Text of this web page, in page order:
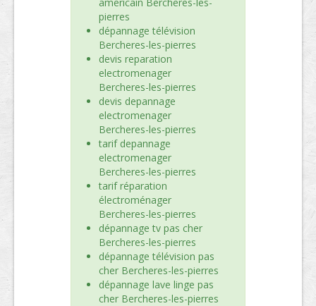
pierres
dépannage télévision
Bercheres-les-pierres
devis reparation
electromenager
Bercheres-les-pierres
devis depannage
electromenager
Bercheres-les-pierres
tarif depannage
electromenager
Bercheres-les-pierres
tarif réparation
électroménager
Bercheres-les-pierres
dépannage tv pas cher
Bercheres-les-pierres
dépannage télévision pas
cher Bercheres-les-pierres
dépannage lave linge pas
cher Bercheres-les-pierres